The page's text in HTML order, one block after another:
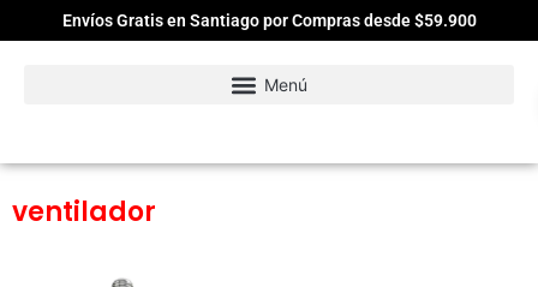
Envíos Gratis en Santiago por Compras desde $59.900
ventilador